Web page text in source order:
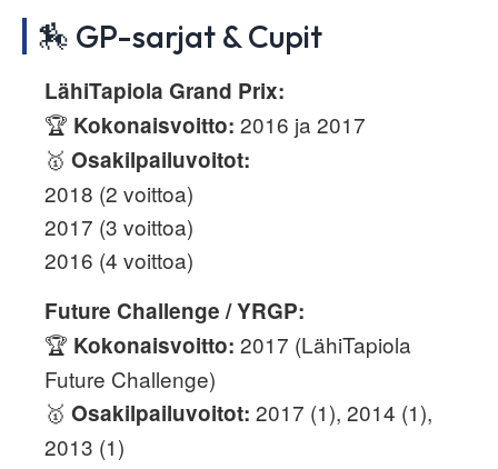
🏇 GP-sarjat & Cupit
LähiTapiola Grand Prix:
🏆 Kokonaisvoitto: 2016 ja 2017
🥇 Osakilpailuvoitot:
2018 (2 voittoa)
2017 (3 voittoa)
2016 (4 voittoa)
Future Challenge / YRGP:
🏆 Kokonaisvoitto: 2017 (LähiTapiola
Future Challenge)
🥇 Osakilpailuvoitot: 2017 (1), 2014 (1),
2013 (1)